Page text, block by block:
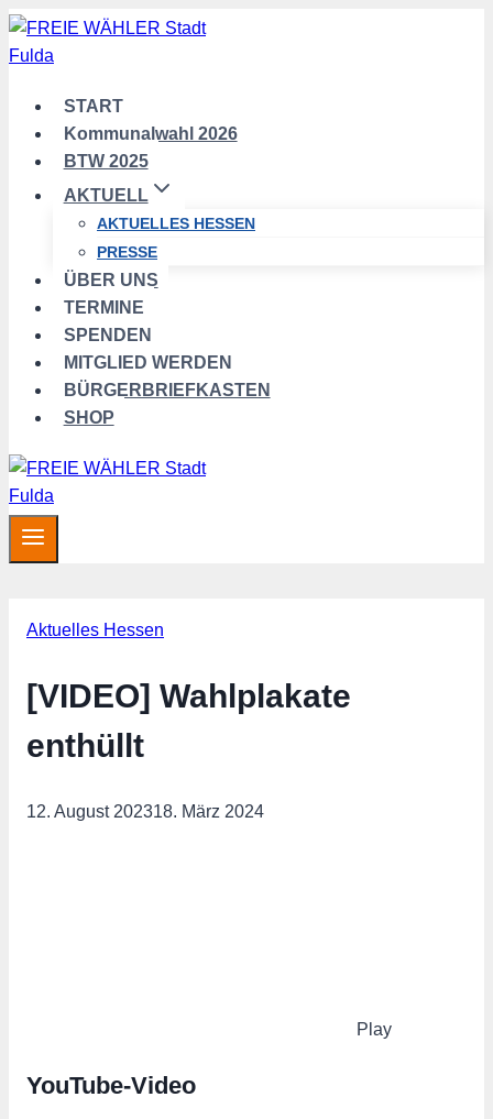
Zum
Inhalt
START
Kommunalwahl 2026
BTW 2025
AKTUELL
AKTUELLES HESSEN
PRESSE
ÜBER UNS
TERMINE
SPENDEN
MITGLIED WERDEN
BÜRGERBRIEFKASTEN
SHOP
Aktuelles Hessen
[VIDEO] Wahlplakate
enthüllt
12. August 202318. März 2024
Play
YouTube-Video